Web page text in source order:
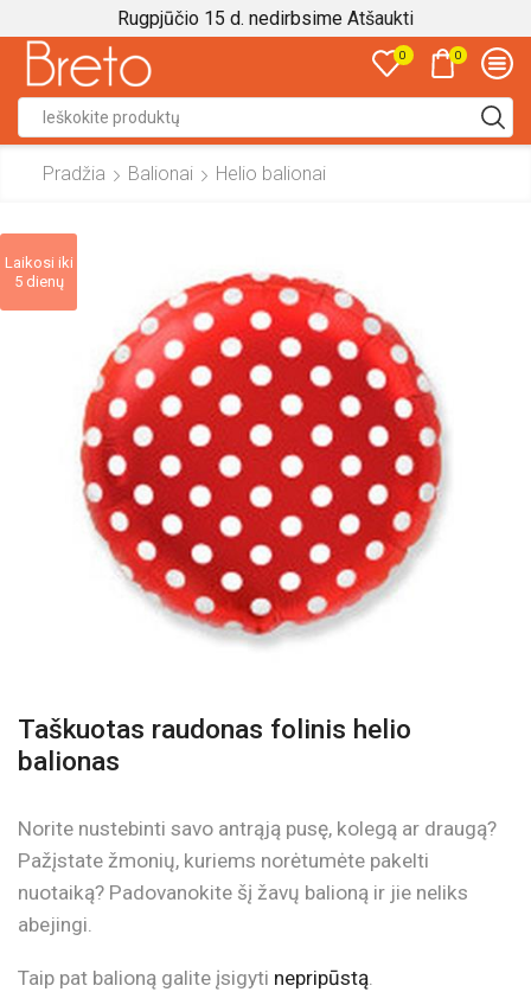
Rugpjūčio 15 d. nedirbsime Atšaukti
0 0
input
Pradžia Balionai Helio balionai
Laikosi iki
5 dienų
Taškuotas raudonas folinis helio
balionas
Norite nustebinti savo antrąją pusę, kolegą ar draugą?
Pažįstate žmonių, kuriems norėtumėte pakelti
nuotaiką? Padovanokite šį žavų balioną ir jie neliks
abejingi.
Taip pat balioną galite įsigyti nepripūstą.